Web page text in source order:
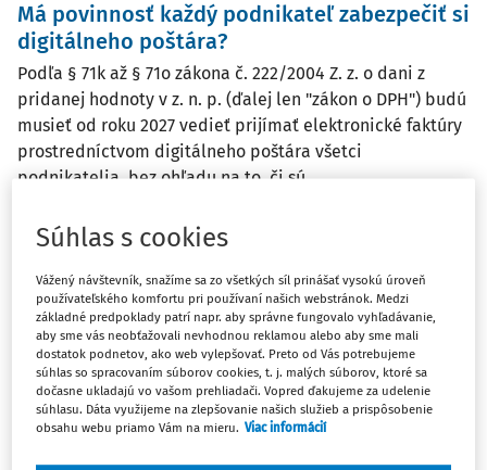
Má povinnosť každý podnikateľ zabezpečiť si
digitálneho poštára?
Podľa § 71k až § 71o zákona č. 222/2004 Z. z. o dani z
pridanej hodnoty v z. n. p. (ďalej len "zákon o DPH") budú
musieť od roku 2027 vedieť prijímať elektronické faktúry
prostredníctvom digitálneho poštára všetci
podnikatelia, bez ohľadu na to, či sú ...
Vydané:25. 6. 2026 / 3 minúty čítania
AKTUALITY
Lehota na odložené daňové priznanie sa
končí 30. júna
Daňovníci, ktorí si odložili podanie daňového priznania,
ho musia podať najneskôr do 30. júna 2026. V rovnakom
Súhlas s cookies
Vážený návštevník, snažíme sa zo všetkých síl prinášať vysokú úroveň
používateľského komfortu pri používaní našich webstránok. Medzi
základné predpoklady patrí napr. aby správne fungovalo vyhľadávanie,
aby sme vás neobťažovali nevhodnou reklamou alebo aby sme mali
dostatok podnetov, ako web vylepšovať. Preto od Vás potrebujeme
súhlas so spracovaním súborov cookies, t. j. malých súborov, ktoré sa
dočasne ukladajú vo vašom prehliadači. Vopred ďakujeme za udelenie
súhlasu. Dáta využijeme na zlepšovanie našich služieb a prispôsobenie
obsahu webu priamo Vám na mieru. Viac informácií